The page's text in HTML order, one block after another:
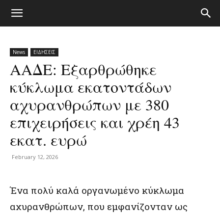
News ΕΙΔΗΣΕΙΣ
ΑΑΔΕ: Εξαρθρώθηκε
κύκλωμα εκατοντάδων
αχυρανθρώπων με 380
επιχειρήσεις και χρέη 43
εκατ. ευρώ
February 12, 2026
Ένα πολύ καλά οργανωμένο κύκλωμα
αχυρανθρώπων, που εμφανίζονταν ως